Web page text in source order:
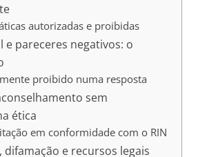
autorizadas e proibidas
e pareceres negativos: o
proibido numa resposta
sem
ética
em conformidade com o RIN
difamação e recursos legais